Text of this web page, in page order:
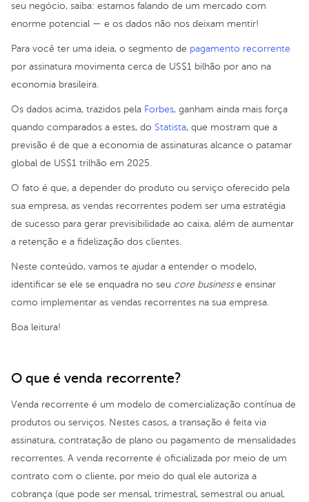
seu negócio, saiba: estamos falando de um mercado com
enorme potencial — e os dados não nos deixam mentir!
Para você ter uma ideia, o segmento de pagamento recorrente
por assinatura movimenta cerca de US$1 bilhão por ano na
economia brasileira.
Os dados acima, trazidos pela Forbes, ganham ainda mais força
quando comparados a estes, do Statista, que mostram que a
previsão é de que a economia de assinaturas alcance o patamar
global de US$1 trilhão em 2025.
O fato é que, a depender do produto ou serviço oferecido pela
sua empresa, as vendas recorrentes podem ser uma estratégia
de sucesso para gerar previsibilidade ao caixa, além de aumentar
a retenção e a fidelização dos clientes.
Neste conteúdo, vamos te ajudar a entender o modelo,
identificar se ele se enquadra no seu core businesse ensinar
como implementar as vendas recorrentes na sua empresa.
Boa leitura!
O que é venda recorrente?
Venda recorrente é um modelo de comercialização contínua de
produtos ou serviços. Nestes casos, a transação é feita via
assinatura, contratação de plano ou pagamento de mensalidades
recorrentes. A venda recorrente é oficializada por meio de um
contrato com o cliente, por meio do qual ele autoriza a
cobrança (que pode ser mensal, trimestral, semestral ou anual,